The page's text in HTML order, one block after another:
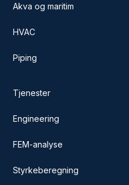
Akva og maritim
HVAC
Piping
Tjenester
Engineering
FEM-analyse
Styrkeberegning